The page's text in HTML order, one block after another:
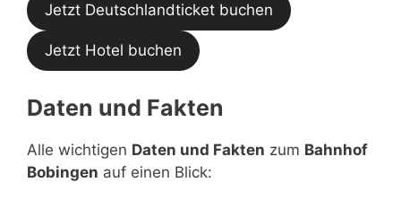
Jetzt Deutschlandticket buchen
Jetzt Hotel buchen
Daten und Fakten
Alle wichtigen Daten und Fakten zum Bahnhof
Bobingen auf einen Blick: